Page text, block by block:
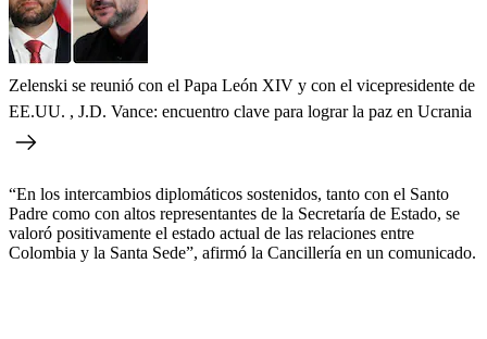
Zelenski se reunió con el Papa León XIV y con el vicepresidente de
EE.UU. , J.D. Vance: encuentro clave para lograr la paz en Ucrania
“En los intercambios diplomáticos sostenidos, tanto con el Santo
Padre como con altos representantes de la Secretaría de Estado, se
valoró positivamente el estado actual de las relaciones entre
Colombia y la Santa Sede”, afirmó la Cancillería en un comunicado.